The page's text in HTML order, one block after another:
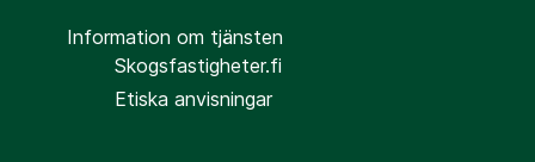
Information om tjänsten
Skogsfastigheter.fi
Etiska anvisningar